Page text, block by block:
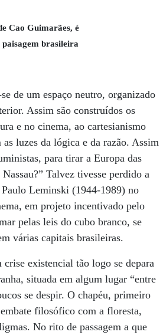
Cao Guimarães, é
paisagem brasileira
de um espaço neutro, organizado
Assim são construídos os
e no cinema, ao cartesianismo
luzes da lógica e da razão. Assim
para tirar a Europa das
Talvez tivesse perdido a
Paulo Leminski (1944-1989) no
em projeto incentivado pelo
pelas leis do cubo branco, se
várias capitais brasileiras.
existencial tão logo se depara
situada em algum lugar “entre
se despir. O chapéu, primeiro
filosófico com a floresta,
No rito de passagem a que